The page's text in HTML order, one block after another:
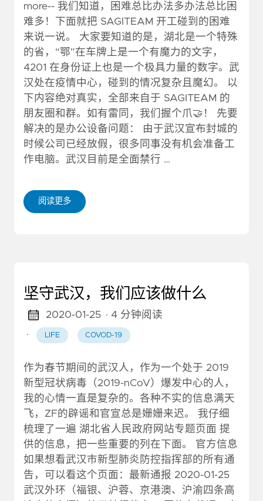
more-- 我们知道，困难总比办法多办法总比困
难多！下面就把 SAGITEAM 开工碰到的困难
来说一说。 大家要知道的是，湖北是一个特殊
的省，“鄂”在车牌上是一个有魔力的文字，
4201 在身份证上也是一个极具力量的数字。武
汉处在疫情中心，碰到的情况复杂且魔幻。 以
下内容绝对真实，全部来自于 SAGITEAM 的
朋友圈和群。如有雷同，我们握个爪🤝！ 先要
解决的是办公设备问题： 由于武汉宣布封城的
时候公司已经放假，很多同事没有机会准备工
作电脑。武汉目前是全面禁行 …
阅读更多
坚守武汉，我们应该做什么
2020-01-25 · 4 分钟阅读
·
LIFE COVOD-19
作为春节期间的武汉人，作为一个处于 2019
新型冠状病毒（2019-nCoV）爆发中心的人，
我的心情一直是复杂的。各种不实的信息满天
飞，ZF的辟谣和官宣总是姗姗来迟。 我仔细
梳理了一遍 湖北省人民政府网站专题页面 提
供的信息，把一些重要的列在下面。 官方信息
如果想看武汉市新型肺炎防控指挥部的所有通
告，可以看这个页面：最新通报 2020-01-25
武汉外环（福银、沪蓉、京港澳、沪渝四条高